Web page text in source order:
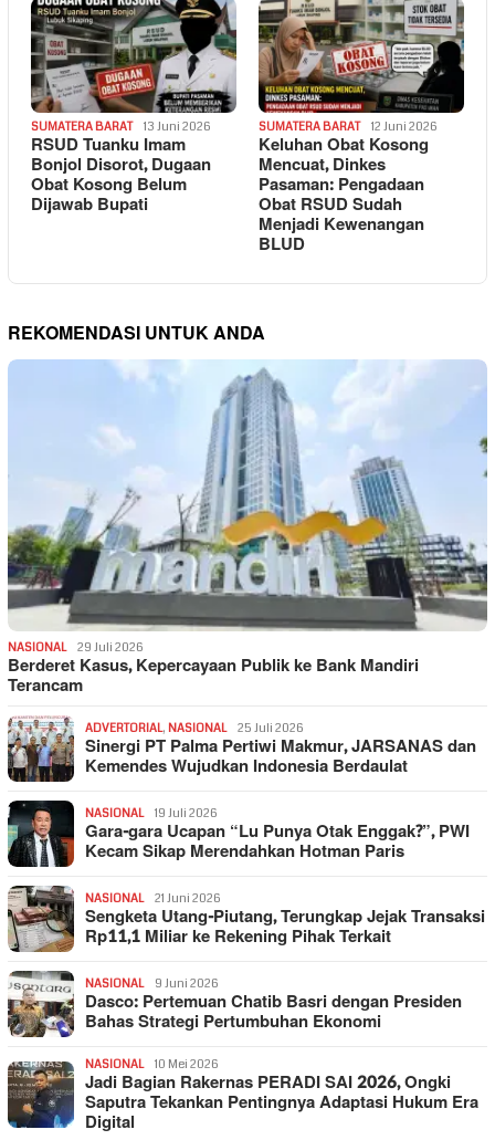
SUMATERA BARAT 13 Juni 2026
RSUD Tuanku Imam
Bonjol Disorot, Dugaan
Obat Kosong Belum
Dijawab Bupati
SUMATERA BARAT 12 Juni 2026
Keluhan Obat Kosong
Mencuat, Dinkes
Pasaman: Pengadaan
Obat RSUD Sudah
Menjadi Kewenangan
BLUD
REKOMENDASI UNTUK ANDA
NASIONAL 29 Juli 2026
Berderet Kasus, Kepercayaan Publik ke Bank Mandiri
Terancam
ADVERTORIAL, NASIONAL 25 Juli 2026
Sinergi PT Palma Pertiwi Makmur, JARSANAS dan
Kemendes Wujudkan Indonesia Berdaulat
NASIONAL 19 Juli 2026
Gara-gara Ucapan “Lu Punya Otak Enggak?”, PWI
Kecam Sikap Merendahkan Hotman Paris
NASIONAL 21 Juni 2026
Sengketa Utang-Piutang, Terungkap Jejak Transaksi
Rp11,1 Miliar ke Rekening Pihak Terkait
NASIONAL 9 Juni 2026
Dasco: Pertemuan Chatib Basri dengan Presiden
Bahas Strategi Pertumbuhan Ekonomi
NASIONAL 10 Mei 2026
Jadi Bagian Rakernas PERADI SAI 2026, Ongki
Saputra Tekankan Pentingnya Adaptasi Hukum Era
Digital